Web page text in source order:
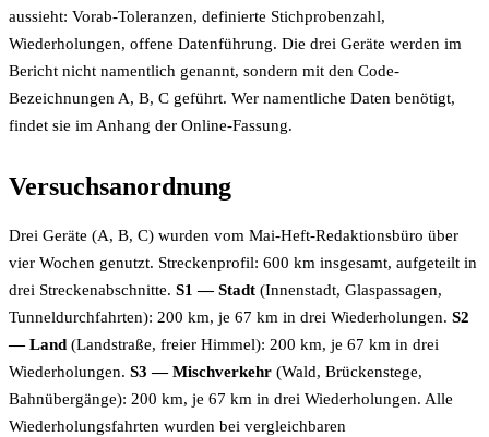
aussieht: Vorab-Toleranzen, definierte Stichprobenzahl,
Wiederholungen, offene Datenführung. Die drei Geräte werden im
Bericht nicht namentlich genannt, sondern mit den Code-
Bezeichnungen A, B, C geführt. Wer namentliche Daten benötigt,
findet sie im Anhang der Online-Fassung.
Versuchsanordnung
Drei Geräte (A, B, C) wurden vom Mai-Heft-Redaktionsbüro über
vier Wochen genutzt. Streckenprofil: 600 km insgesamt, aufgeteilt in
drei Streckenabschnitte. S1 — Stadt (Innenstadt, Glaspassagen,
Tunneldurchfahrten): 200 km, je 67 km in drei Wiederholungen. S2
— Land (Landstraße, freier Himmel): 200 km, je 67 km in drei
Wiederholungen. S3 — Mischverkehr (Wald, Brückenstege,
Bahnübergänge): 200 km, je 67 km in drei Wiederholungen. Alle
Wiederholungsfahrten wurden bei vergleichbaren